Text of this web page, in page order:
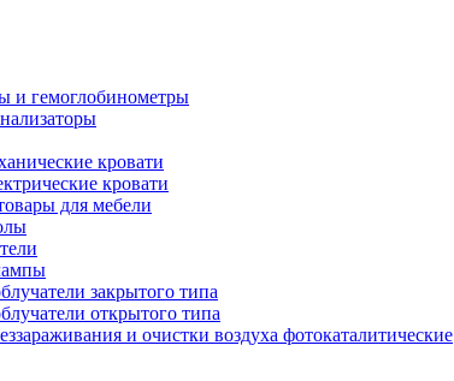
и гемоглобинометры
кровати
кровати
для мебели
закрытого типа
открытого типа
и очистки воздуха фотокаталитические